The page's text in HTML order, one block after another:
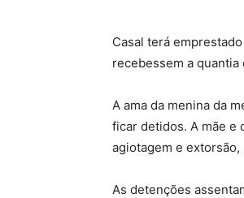
Casal terá
recebessem a quantia
A ama da menina da
ficar detidos. A mãe e
agiotagem e extorsão,
As detenções